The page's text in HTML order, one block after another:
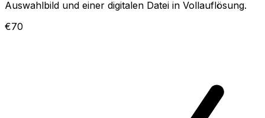
Auswahlbild und einer digitalen Datei in Vollauflösung.
€70